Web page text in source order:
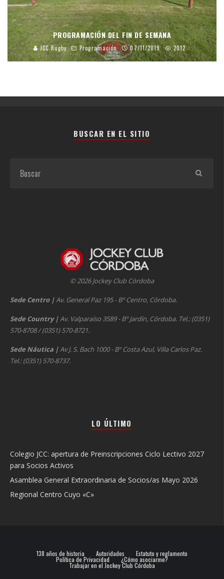
PROGRAMACIÓN DEL FIN DE SEMANA
JCC Rugby Programación 07/11/2019 2012
BUSCAR EN EL SITIO
© 2026 Jockey Club Córdoba
Sede Centro |Av. General Paz 195 - Bº Centro, Córdoba.
Sede Country |Av. Valparaíso 3589 - Bº Jardín, Córdoba. Tel.: (0351)
570-8708 / (0351) 570-8721.
Sede Náutica |Av J. S. Bach 1000 - Bº Costa Azul, Villa Carlos Paz.
Tel.: (0351) 570-8737.
LO ÚLTIMO
Colegio JCC: apertura de Preinscripciones Ciclo Lectivo 2027
para Socios Activos
Asamblea General Extraordinaria de Socios/as Mayo 2026
Regional Centro Cuyo «C»
138 años de historia Autoridades Estatuto y reglamento
Política de Privacidad ¿Cómo asociarme?
Trabajar en el Jockey Club Córdoba